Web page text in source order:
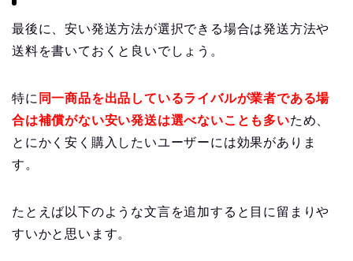
最後に、安い発送方法が選択できる場合は発送方法や
送料を書いておくと良いでしょう。
特に 同一商品を出品しているライバルが業者である場
合は補償がない安い発送は選べないことも多いため、
とにかく安く購入したいユーザーには効果がありま
す。
たとえば以下のような文言を追加すると目に留まりや
すいかと思います。